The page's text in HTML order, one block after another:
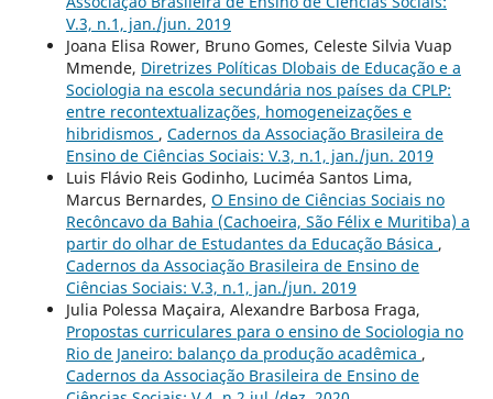
V.3, n.1, jan./jun. 2019
Joana Elisa Rower, Bruno Gomes, Celeste Silvia Vuap
Mmende, Diretrizes Políticas Dlobais de Educação e a
Sociologia na escola secundária nos países da CPLP:
entre recontextualizações, homogeneizações e
hibridismos , Cadernos da Associação Brasileira de
Ensino de Ciências Sociais: V.3, n.1, jan./jun. 2019
Luis Flávio Reis Godinho, Luciméa Santos Lima,
Marcus Bernardes, O Ensino de Ciências Sociais no
Recôncavo da Bahia (Cachoeira, São Félix e Muritiba) a
partir do olhar de Estudantes da Educação Básica ,
Cadernos da Associação Brasileira de Ensino de
Ciências Sociais: V.3, n.1, jan./jun. 2019
Julia Polessa Maçaira, Alexandre Barbosa Fraga,
Propostas curriculares para o ensino de Sociologia no
Rio de Janeiro: balanço da produção acadêmica ,
Cadernos da Associação Brasileira de Ensino de